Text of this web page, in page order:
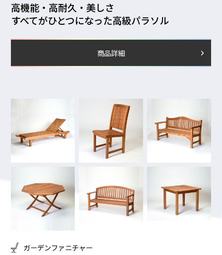
高機能・高耐久・美しさ
すべてがひとつになった高級パラソル
商品詳細
ガーデンファニチャー